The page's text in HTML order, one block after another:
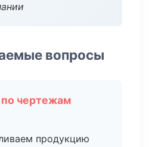
вопросы
по чертежам
продукцию